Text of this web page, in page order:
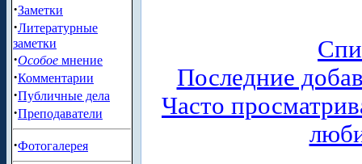
·Заметки
·Литературные
заметки
·Особое мнение
·Комментарии
·Публичные дела
·Преподаватели
·Фотогалерея
Последние
Часто